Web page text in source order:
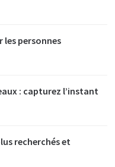
les personnes
: capturez l’instant
recherchés et